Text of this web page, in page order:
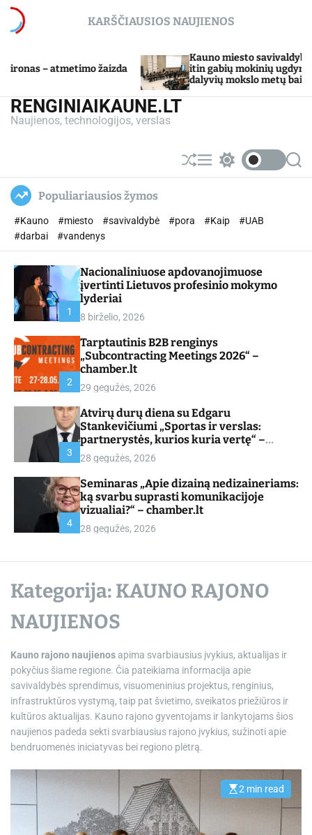
c
n
KARŠČIAUSIOS NAUJIENOS
Kauno miesto savivaldybė Tarpdisciplininio
itin gabių mokinių ugdymo programos
dalyvių mokslo metų baigimo šventė
RENGINIAIKAUNE.LT
Naujienos, technologijos, verslas
S
h
e
M
e w
h
o
r
S
e
Populiariausios žymos
#Kauno #miesto #savivaldybė #pora #Kaip
#UAB
#darbai
#vandenys
1
Nacionaliniuose apdovanojimuose
įvertinti Lietuvos profesinio mokymo
lyderiai
8 birželio, 2026
2
Tarptautinis B2B renginys
„Subcontracting Meetings 2026“ –
chamber.lt
29 gegužės, 2026
3
Atvirų durų diena su Edgaru
Stankevičiumi „Sportas ir verslas:
partnerystės, kurios kuria vertę“ –
chamber.lt
28 gegužės, 2026
4
Seminaras „Apie dizainą nedizaineriams:
ką svarbu suprasti komunikacijoje
vizualiai?“ – chamber.lt
28 gegužės, 2026
Kategorija: KAUNO RAJONO
NAUJIENOS
Kauno rajono naujienos apima svarbiausius įvykius, aktualijas ir
pokyčius šiame regione. Čia pateikiama informacija apie
savivaldybės sprendimus, visuomeninius projektus, renginius,
infrastruktūros vystymą, taip pat švietimo, sveikatos priežiūros ir
kultūros aktualijas. Kauno rajono gyventojams ir lankytojams šios
naujienos padeda sekti svarbiausius rajono įvykius, sužinoti apie
bendruomenės iniciatyvas bei regiono plėtrą.
E
2 min read